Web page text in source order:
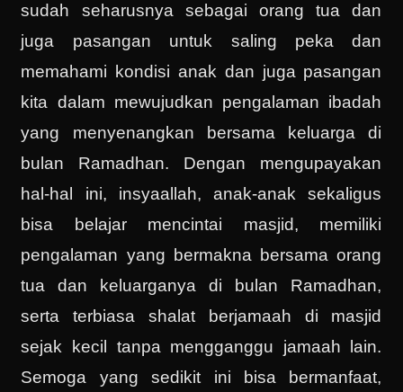
sudah seharusnya sebagai orang tua dan
juga pasangan untuk saling peka dan
memahami kondisi anak dan juga pasangan
kita dalam mewujudkan pengalaman ibadah
yang menyenangkan bersama keluarga di
bulan Ramadhan. Dengan mengupayakan
hal-hal ini, insyaallah, anak-anak sekaligus
bisa belajar mencintai masjid, memiliki
pengalaman yang bermakna bersama orang
tua dan keluarganya di bulan Ramadhan,
serta terbiasa shalat berjamaah di masjid
sejak kecil tanpa mengganggu jamaah lain.
Semoga yang sedikit ini bisa bermanfaat,